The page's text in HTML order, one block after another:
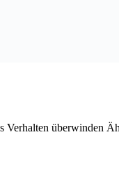
überwinden